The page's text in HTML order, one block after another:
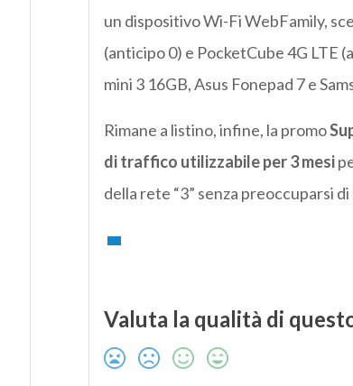
un dispositivo Wi-Fi WebFamily,
(anticipo 0) e PocketCube 4G LTE
mini 3 16GB, Asus Fonepad 7 e
Rimane a listino, infine, la promo
di traffico utilizzabile per 3 mesi
della rete “3” senza preoccuparsi
Valuta la qualità di